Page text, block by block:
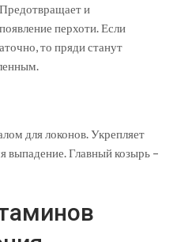
и
перхоти. Если
то пряди станут
для локонов. Укрепляет
выпадение. Главный козырь –